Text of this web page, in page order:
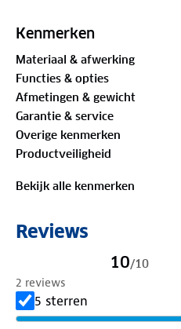
opvouwbaar en compact
een fijne houding loopt,
achterkant zit een anti-
waardevolle spullen. De
40 liter en is gemaakt van
materiaal, zodat je
regen.
Met het bevestigingspunt
staan tijdens het laden en
Packaway staat voor
trolley maakt elke
comfortabeler.
Kenmerken
Materiaal & afwerking
Functies & opties
Afmetingen & gewicht
Garantie & service
Overige kenmerken
Productveiligheid
Bekijk alle kenmerken
Reviews
10/10
2 reviews
5 sterren